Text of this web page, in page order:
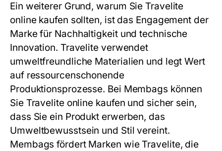
Ein weiterer Grund, warum Sie Travelite
online kaufen sollten, ist das Engagement der
Marke für Nachhaltigkeit und technische
Innovation. Travelite verwendet
umweltfreundliche Materialien und legt Wert
auf ressourcenschonende
Produktionsprozesse. Bei Membags können
Sie Travelite online kaufen und sicher sein,
dass Sie ein Produkt erwerben, das
Umweltbewusstsein und Stil vereint.
Membags fördert Marken wie Travelite, die